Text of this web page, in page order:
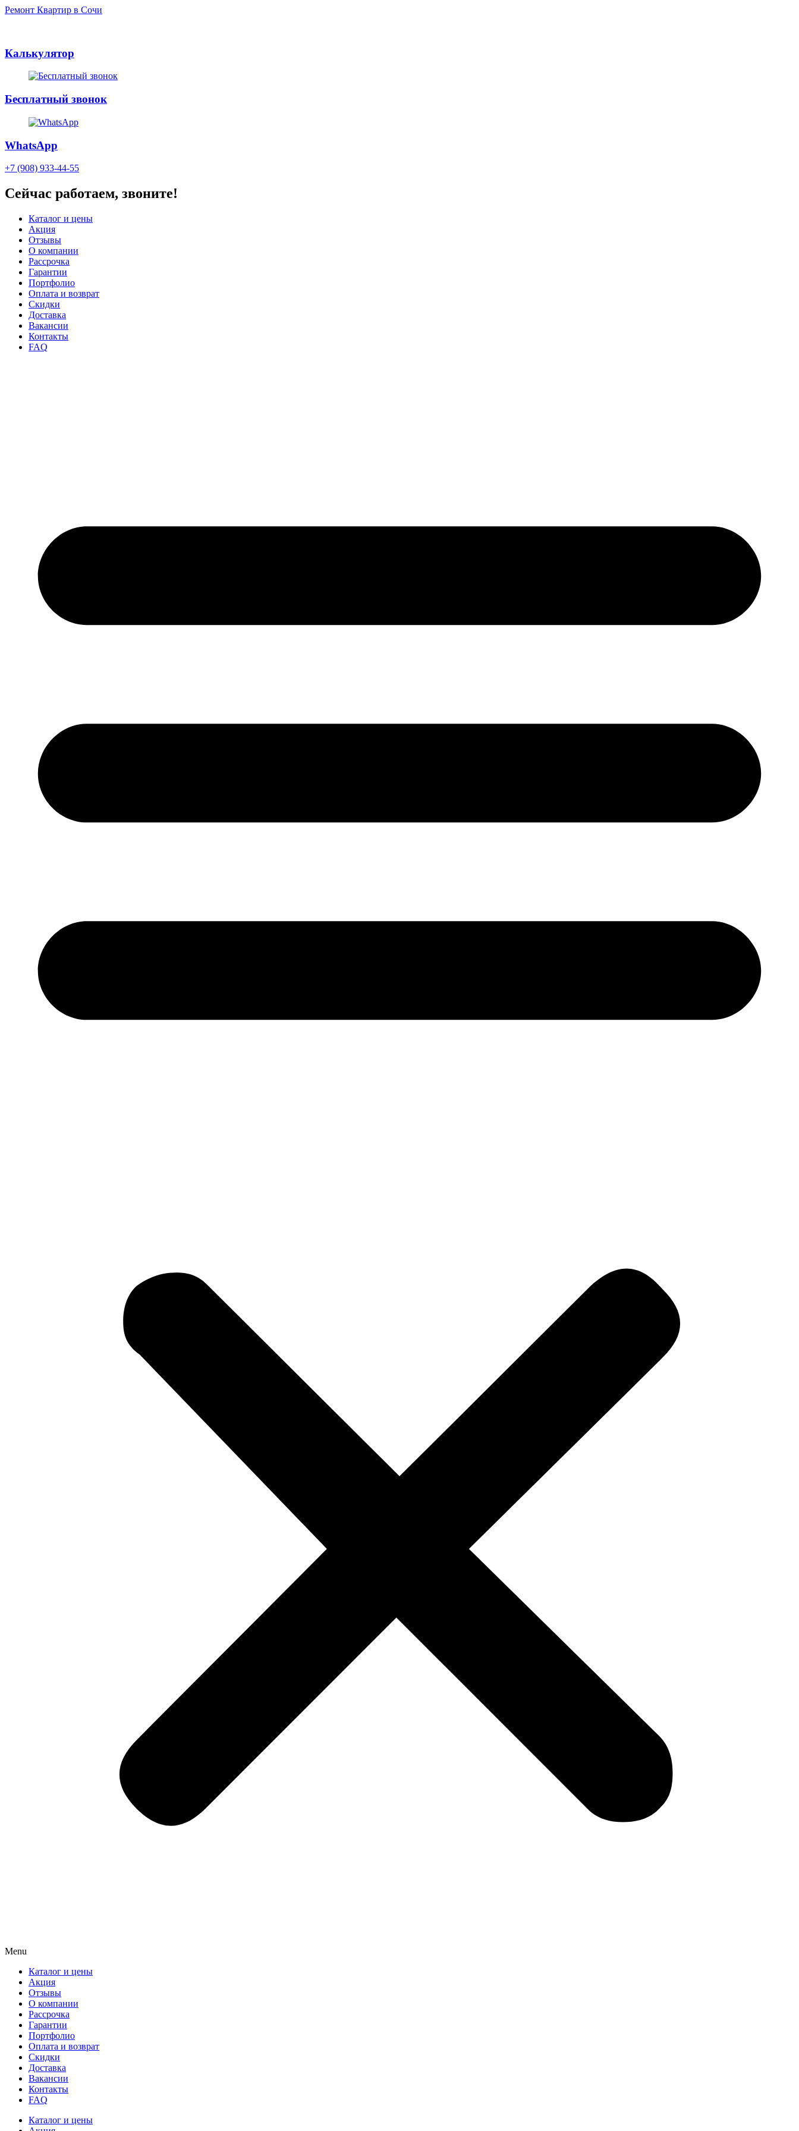
Ремонт Квартир в Сочи
Калькулятор
Бесплатный звонок
WhatsApp
+7 (908) 933-44-55
Сейчас работаем, звоните!
Каталог и цены
Акция
Отзывы
О компании
Рассрочка
Гарантии
Портфолио
Оплата и возврат
Скидки
Доставка
Вакансии
Контакты
FAQ
Menu
Каталог и цены
Акция
Отзывы
О компании
Рассрочка
Гарантии
Портфолио
Оплата и возврат
Скидки
Доставка
Вакансии
Контакты
FAQ
Каталог и цены